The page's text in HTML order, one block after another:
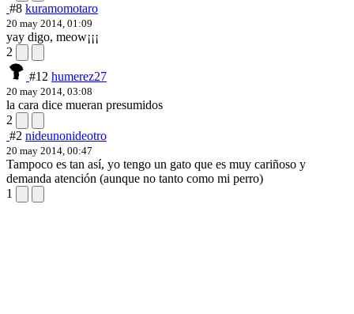
#8 kuramomotaro
20 may 2014, 01:09
yay digo, meow¡¡¡
2
#12 humerez27
20 may 2014, 03:08
la cara dice mueran presumidos
2
#2 nideunonideotro
20 may 2014, 00:47
Tampoco es tan así, yo tengo un gato que es muy cariñoso y
demanda atención (aunque no tanto como mi perro)
1